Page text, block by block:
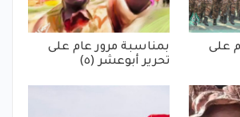
على
بمناسبة مرور عام على
تحرير أبوعشر (٥)